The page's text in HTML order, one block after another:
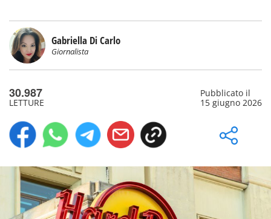
Gabriella Di Carlo
Giornalista
30.987
LETTURE
Pubblicato il
15 giugno 2026